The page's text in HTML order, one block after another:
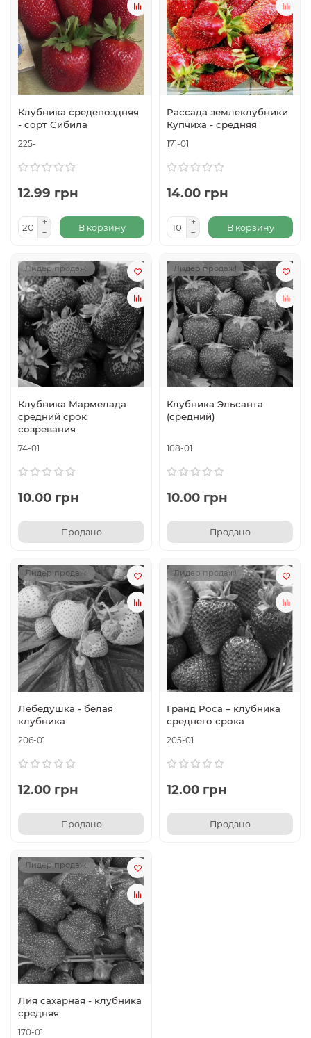
Клубника средепоздняя
- сорт Сибила
225-
12.99 грн
В корзину
Рассада землеклубники
Купчиха - средняя
171-01
14.00 грн
В корзину
Лидер продаж!
Клубника Мармелада
средний срок
созревания
74-01
10.00 грн
Продано
Лидер продаж!
Клубника Эльсанта
(средний)
108-01
10.00 грн
Продано
Лидер продаж!
Лебедушка - белая
клубника
206-01
12.00 грн
Продано
Лидер продаж!
Гранд Роса – клубника
среднего срока
205-01
12.00 грн
Продано
Лидер продаж!
Лия сахарная - клубника
средняя
170-01